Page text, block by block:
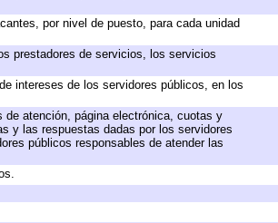
por nivel de puesto, para cada unidad
prestadores de servicios, los servicios
intereses de los servidores públicos, en los
atención, página electrónica, cuotas y
y las respuestas dadas por los servidores
públicos responsables de atender las